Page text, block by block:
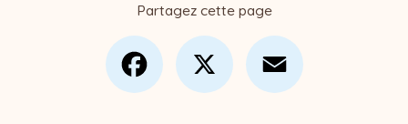
Partagez cette page
Facebook